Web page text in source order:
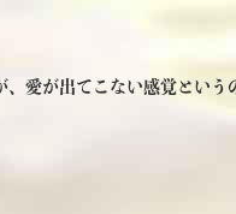
、愛が出てこない感覚とい